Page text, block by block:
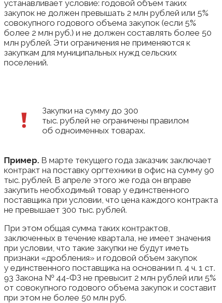
устанавливает условие: годовой объем таких
закупок не должен превышать 2 млн рублей или 5%
совокупного годового объема закупок (если 5%
более 2 млн руб.) и не должен составлять более 50
млн рублей. Эти ограничения не применяются к
закупкам для муниципальных нужд сельских
поселений.
Закупки на сумму до 300
тыс. рублей не ограничены правилом
об одноименных товарах.
Пример. В марте текущего года заказчик заключает
контракт на поставку оргтехники в офис на сумму 90
тыс. рублей. В апреле этого же года он вправе
закупить необходимый товар у единственного
поставщика при условии, что цена каждого контракта
не превышает 300 тыс. рублей.
При этом общая сумма таких контрактов,
заключенных в течение квартала, не имеет значения
при условии, что такие закупки не будут иметь
признаки «дробления» и годовой объем закупок
у единственного поставщика на основании п. 4 ч. 1 ст.
93 Закона № 44-ФЗ не превысит 2 млн рублей или 5%
от совокупного годового объема закупок и составит
при этом не более 50 млн руб.